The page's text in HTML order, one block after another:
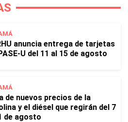
anuncia entrega de tarjetas
U del 11 al 15 de agosto
de nuevos precios de la
y el diésel que regirán del 7
de agosto